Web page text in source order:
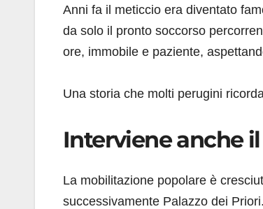
Anni fa il meticcio era diventato
da solo il pronto soccorso
ore, immobile e paziente,
Una storia che molti perugini
Interviene anche
La mobilitazione popolare è
successivamente Palazzo dei Priori.